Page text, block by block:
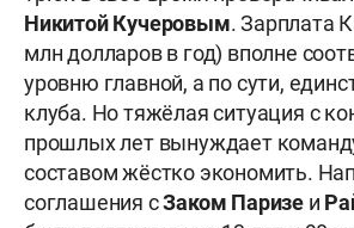
Никитой Кучеровым. Зарплата
млн долларов в год) вполне
уровню главной, а по сути,
клуба. Но тяжёлая ситуация с
прошлых лет вынуждает
составом жёстко экономить.
соглашения сЗаком Паризе и